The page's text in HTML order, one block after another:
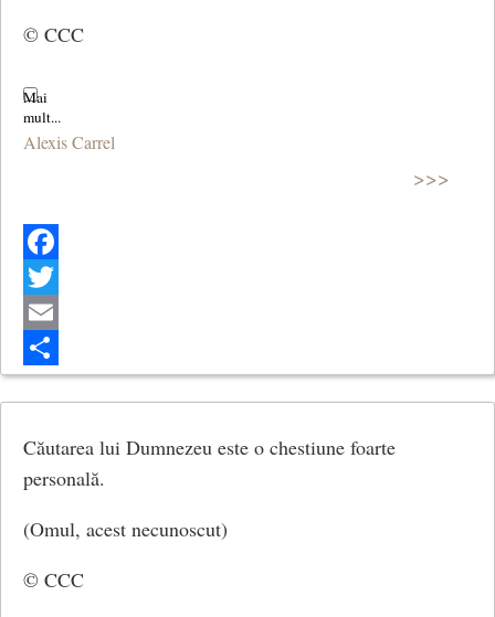
© CCC
Alexis Carrel
>>>
Facebook
Twitter
Email
Share
Căutarea lui Dumnezeu este o chestiune foarte
personală.
(Omul, acest necunoscut)
© CCC